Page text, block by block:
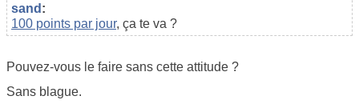
sand :
100 points par jour, ça te va ?
Pouvez-vous le faire sans cette attitude ?
Sans blague.